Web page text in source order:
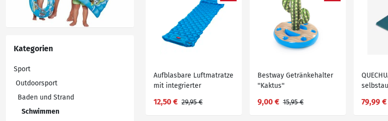
Kategorien
Sport
Outdoorsport
Baden und Strand
Schwimmen
Aufblasbare Luftmatratze
mit integrierter
12,50 € 29,95 €
Bestway Getränkehalter
''Kaktus''
9,00 € 15,95 €
132 cm
79,99 €